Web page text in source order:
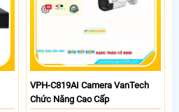
VPH-C819AI Camera VanTech
Chức Năng Cao Cấp